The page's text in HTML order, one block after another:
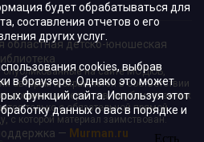
детско-юношеская
опубликованные на сайте МОДЮБ,
авторам и охраняются в соответствии
материалов, опубликованных
только с обязательной прямой
с которой материал заимствован.
— Murman.ru
будет обрабатываться для
составления отчетов о его
других услуг.
cookies, выбрав
в браузере. Однако это может
функций сайта. Используя этот
данных о вас в порядке и